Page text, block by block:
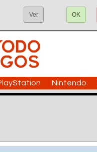
Ver OK
Nintendo